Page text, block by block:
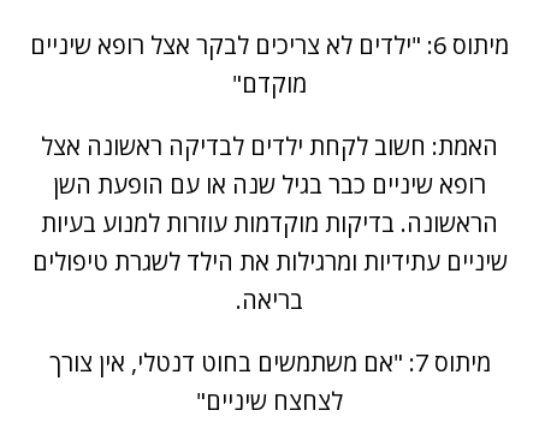
מיתוס 6: "ילדים לא צריכים לבקר אצל רופא שיניים
מוקדם"
האמת: חשוב לקחת ילדים לבדיקה ראשונה אצל
רופא שיניים כבר בגיל שנה או עם הופעת השן
הראשונה. בדיקות מוקדמות עוזרות למנוע בעיות
שיניים עתידיות ומרגילות את הילד לשגרת טיפולים
בריאה.
מיתוס 7: "אם משתמשים בחוט דנטלי, אין צורך
לצחצח שיניים"